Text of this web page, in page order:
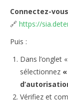
Connectez-
🔗 https://
Puis :
Dans l’onglet
sélectionnez
Vérifiez et